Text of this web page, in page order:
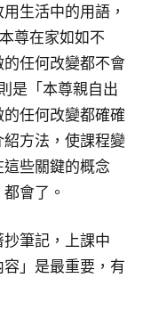
生活中的用語，
尊在家如如不
任何改變都不會
是「本尊親自出
任何改變都確確
方法，使課程變
些關鍵的概念
會了。
筆記，上課中
容」是最重要，有